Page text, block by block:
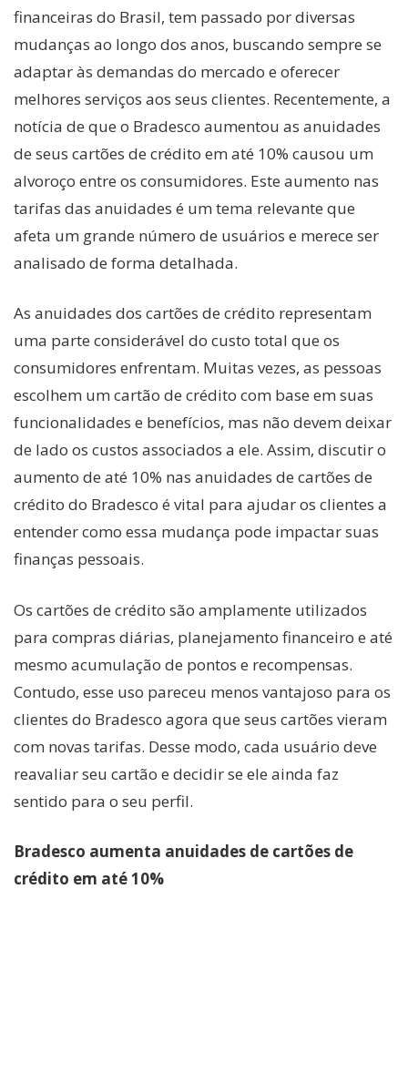
financeiras do Brasil, tem passado por diversas
mudanças ao longo dos anos, buscando sempre se
adaptar às demandas do mercado e oferecer
melhores serviços aos seus clientes. Recentemente, a
notícia de que o Bradesco aumentou as anuidades
de seus cartões de crédito em até 10% causou um
alvoroço entre os consumidores. Este aumento nas
tarifas das anuidades é um tema relevante que
afeta um grande número de usuários e merece ser
analisado de forma detalhada.
As anuidades dos cartões de crédito representam
uma parte considerável do custo total que os
consumidores enfrentam. Muitas vezes, as pessoas
escolhem um cartão de crédito com base em suas
funcionalidades e benefícios, mas não devem deixar
de lado os custos associados a ele. Assim, discutir o
aumento de até 10% nas anuidades de cartões de
crédito do Bradesco é vital para ajudar os clientes a
entender como essa mudança pode impactar suas
finanças pessoais.
Os cartões de crédito são amplamente utilizados
para compras diárias, planejamento financeiro e até
mesmo acumulação de pontos e recompensas.
Contudo, esse uso pareceu menos vantajoso para os
clientes do Bradesco agora que seus cartões vieram
com novas tarifas. Desse modo, cada usuário deve
reavaliar seu cartão e decidir se ele ainda faz
sentido para o seu perfil.
Bradesco aumenta anuidades de cartões de
crédito em até 10%